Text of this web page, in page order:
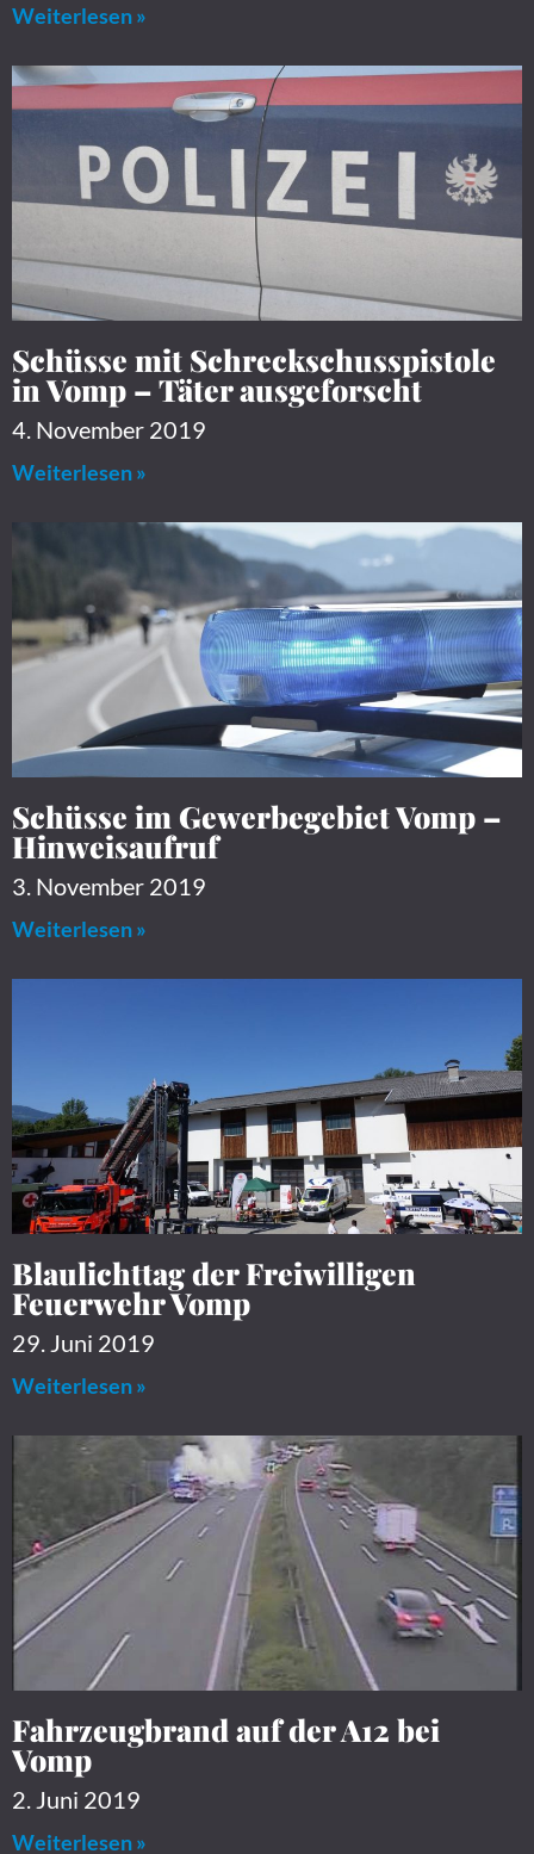
Weiterlesen »
Schüsse mit Schreckschusspistole
in Vomp – Täter ausgeforscht
4. November 2019
Weiterlesen »
Schüsse im Gewerbegebiet Vomp –
Hinweisaufruf
3. November 2019
Weiterlesen »
Blaulichttag der Freiwilligen
Feuerwehr Vomp
29. Juni 2019
Weiterlesen »
Fahrzeugbrand auf der A12 bei
Vomp
2. Juni 2019
Weiterlesen »